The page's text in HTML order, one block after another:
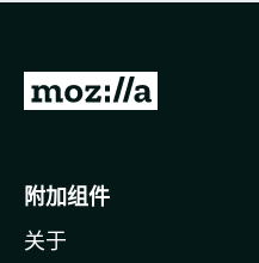
无
转
o
i
附加组件
关于